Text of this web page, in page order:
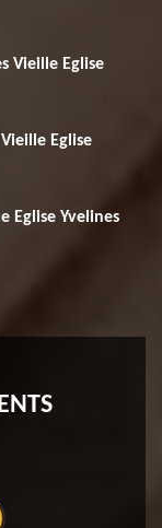
Vieille Eglise
Eglise
Eglise Yvelines